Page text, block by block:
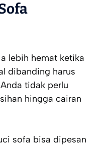
lebih hemat ketika
dibanding harus
tidak perlu
hingga cairan
sofa bisa dipesan